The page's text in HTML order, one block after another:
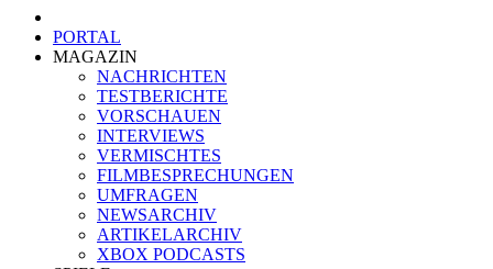
PORTAL
MAGAZIN
NACHRICHTEN
TESTBERICHTE
VORSCHAUEN
INTERVIEWS
VERMISCHTES
FILMBESPRECHUNGEN
UMFRAGEN
NEWSARCHIV
ARTIKELARCHIV
XBOX PODCASTS